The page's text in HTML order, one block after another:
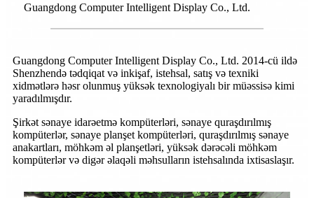
Guangdong Computer Intelligent Display Co., Ltd.
Guangdong Computer Intelligent Display Co., Ltd. 2014-cü ildə
Shenzhendə tədqiqat və inkişaf, istehsal, satış və texniki
xidmətlərə həsr olunmuş yüksək texnologiyalı bir müəssisə kimi
yaradılmışdır.
Şirkət sənaye idarəetmə kompüterləri, sənaye quraşdırılmış
kompüterlər, sənaye planşet kompüterləri, quraşdırılmış sənaye
anakartları, möhkəm əl planşetləri, yüksək dərəcəli möhkəm
kompüterlər və digər əlaqəli məhsulların istehsalında ixtisaslaşır.